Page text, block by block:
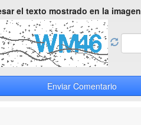
el texto mostrado en la imagen
Enviar Comentario